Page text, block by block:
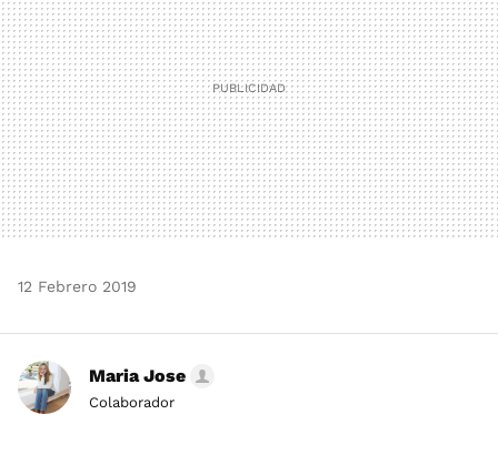
12 Febrero 2019
Maria Jose
Colaborador